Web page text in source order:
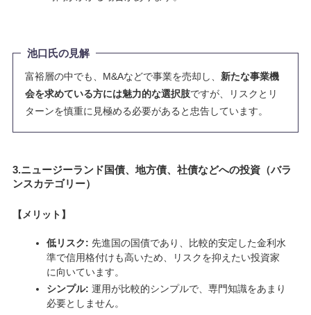
池口氏の見解
富裕層の中でも、M&Aなどで事業を売却し、 新たな事業機
会を求めている方には魅力的な選択肢ですが、リスクとリ
ターンを慎重に見極める必要があると忠告しています。
3.ニュージーランド国債、地方債、社債などへの投資（バラ
ンスカテゴリー）
【メリット】
低リスク: 先進国の国債であり、比較的安定した金利水
準で信用格付けも高いため、リスクを抑えたい投資家
に向いています。
シンプル: 運用が比較的シンプルで、専門知識をあまり
必要としません。